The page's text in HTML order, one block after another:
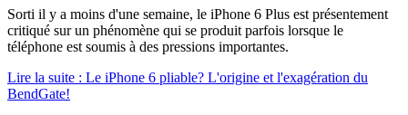
Sorti il y a moins d'une semaine, le iPhone 6 Plus est présentement
critiqué sur un phénomène qui se produit parfois lorsque le
téléphone est soumis à des pressions importantes.
Lire la suite : Le iPhone 6 pliable? L'origine et l'exagération du
BendGate!